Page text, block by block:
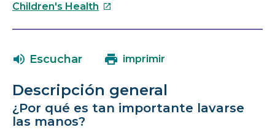
Children's Health Este
en
nueva
ventana
Escuchar imprimir
Descripción general
¿Por qué es tan importante lavarse
las manos?